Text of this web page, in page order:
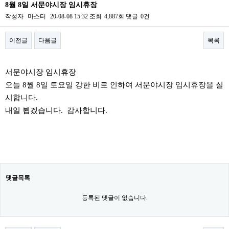
8월 8일 서문야시장 임시휴장
작성자 마스터 20-08-08 15:32 조회 4,887회 댓글 0건
이전글 다음글 목록
서문야시장 임시휴장
오늘 8월 8일 토요일 강한 비로 인하여 서문야시장 임시휴장을 실
시합니다.
내일 뵙겠습니다. 감사합니다.
댓글목록
등록된 댓글이 없습니다.